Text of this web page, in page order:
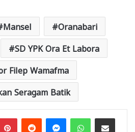
Mansel Oranabari
SD YPK Ora Et Labora
Filep Wamafma
Seragam Batik
PinterestReddit MessengerWhatsAppShare via Email